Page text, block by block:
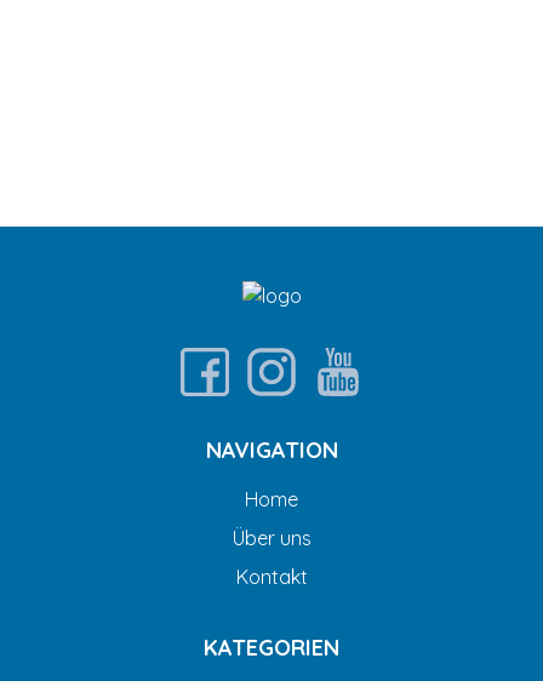
NAVIGATION
Home
Über uns
Kontakt
KATEGORIEN